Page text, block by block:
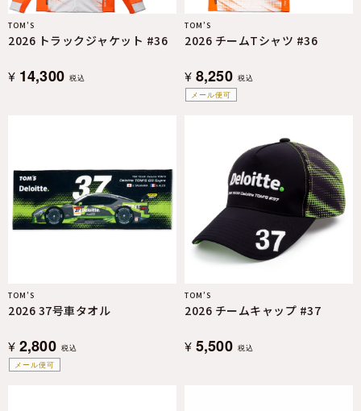
TOM’S
2026 トラックジャケット #36
¥ 14,300 税込
メール便可
TOM’S
2026 チームTシャツ #36
¥ 8,250 税込
メール便可
TOM’S
2026 37号車タオル
¥ 2,800 税込
TOM’S
2026 チームキャップ #37
¥ 5,500 税込